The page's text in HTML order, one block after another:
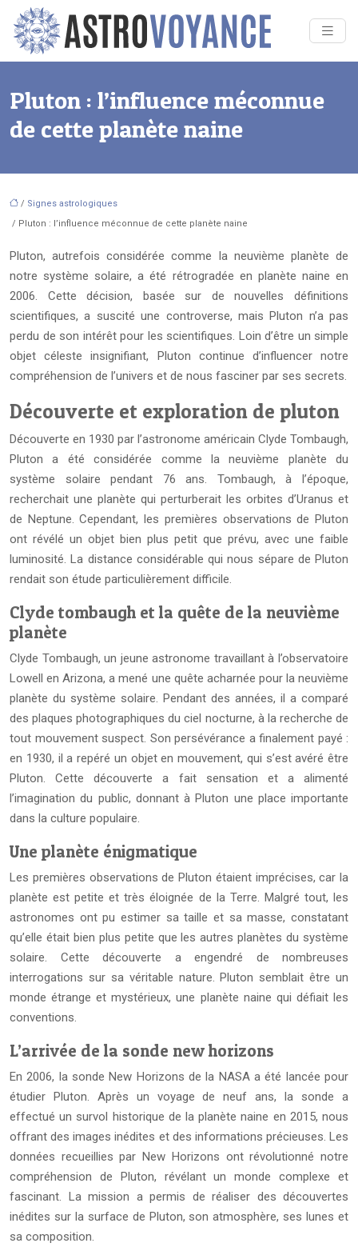
Pluton : l’influence méconnue
de cette planète naine
/ Signes astrologiques
/ Pluton : l’influence méconnue de cette planète naine
Pluton, autrefois considérée comme la neuvième planète de
notre système solaire, a été rétrogradée en planète naine en
2006. Cette décision, basée sur de nouvelles définitions
scientifiques, a suscité une controverse, mais Pluton n’a pas
perdu de son intérêt pour les scientifiques. Loin d’être un simple
objet céleste insignifiant, Pluton continue d’influencer notre
compréhension de l’univers et de nous fasciner par ses secrets.
Découverte et exploration de pluton
Découverte en 1930 par l’astronome américain Clyde Tombaugh,
Pluton a été considérée comme la neuvième planète du
système solaire pendant 76 ans. Tombaugh, à l’époque,
recherchait une planète qui perturberait les orbites d’Uranus et
de Neptune. Cependant, les premières observations de Pluton
ont révélé un objet bien plus petit que prévu, avec une faible
luminosité. La distance considérable qui nous sépare de Pluton
rendait son étude particulièrement difficile.
Clyde tombaugh et la quête de la neuvième
planète
Clyde Tombaugh, un jeune astronome travaillant à l’observatoire
Lowell en Arizona, a mené une quête acharnée pour la neuvième
planète du système solaire. Pendant des années, il a comparé
des plaques photographiques du ciel nocturne, à la recherche de
tout mouvement suspect. Son persévérance a finalement payé :
en 1930, il a repéré un objet en mouvement, qui s’est avéré être
Pluton. Cette découverte a fait sensation et a alimenté
l’imagination du public, donnant à Pluton une place importante
dans la culture populaire.
Une planète énigmatique
Les premières observations de Pluton étaient imprécises, car la
planète est petite et très éloignée de la Terre. Malgré tout, les
astronomes ont pu estimer sa taille et sa masse, constatant
qu’elle était bien plus petite que les autres planètes du système
solaire. Cette découverte a engendré de nombreuses
interrogations sur sa véritable nature. Pluton semblait être un
monde étrange et mystérieux, une planète naine qui défiait les
conventions.
L’arrivée de la sonde new horizons
En 2006, la sonde New Horizons de la NASA a été lancée pour
étudier Pluton. Après un voyage de neuf ans, la sonde a
effectué un survol historique de la planète naine en 2015, nous
offrant des images inédites et des informations précieuses. Les
données recueillies par New Horizons ont révolutionné notre
compréhension de Pluton, révélant un monde complexe et
fascinant. La mission a permis de réaliser des découvertes
inédites sur la surface de Pluton, son atmosphère, ses lunes et
sa composition.